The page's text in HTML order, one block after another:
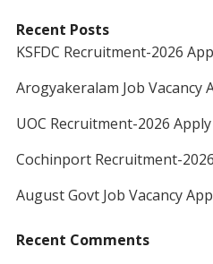
Recent Posts
KSFDC Recruitment-2026
Arogyakeralam Job Vacancy
UOC Recruitment-2026
Cochinport Recruitment-
August Govt Job Vacancy
Recent Comments